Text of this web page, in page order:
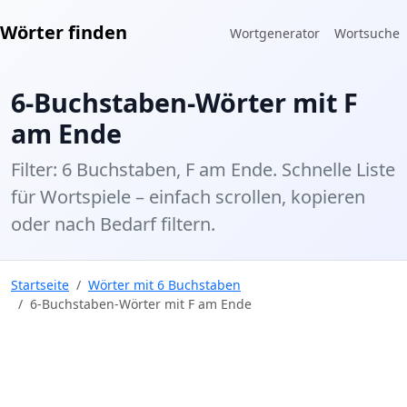
Wörter finden Wortgenerator Wortsuche
6-Buchstaben-Wörter mit F
am Ende
Filter: 6 Buchstaben, F am Ende. Schnelle Liste
für Wortspiele – einfach scrollen, kopieren
oder nach Bedarf filtern.
Startseite
Wörter mit 6 Buchstaben
6-Buchstaben-Wörter mit F am Ende